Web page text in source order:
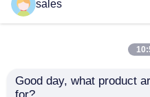
sales
Good day, what product